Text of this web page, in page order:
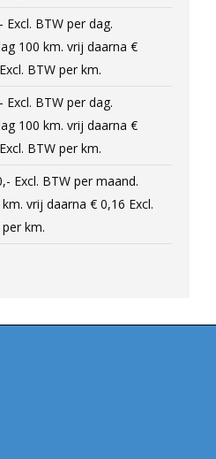
Excl. BTW per dag.
100 km. vrij daarna €
Excl. BTW per km.
Excl. BTW per dag.
100 km. vrij daarna €
Excl. BTW per km.
Excl. BTW per maand.
vrij daarna € 0,16 Excl.
km.